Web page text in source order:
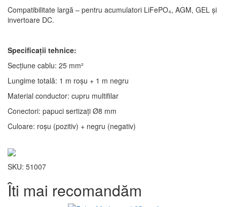
Compatibilitate largă – pentru acumulatori LiFePO₄, AGM, GEL și
invertoare DC.
Specificații tehnice:
Secțiune cablu: 25 mm²
Lungime totală: 1 m roșu + 1 m negru
Material conductor: cupru multifilar
Conectori: papuci sertizați Ø8 mm
Culoare: roșu (pozitiv) + negru (negativ)
SKU: 51007
Îti mai recomandăm